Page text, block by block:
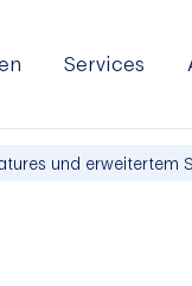
Services
und erweitertem